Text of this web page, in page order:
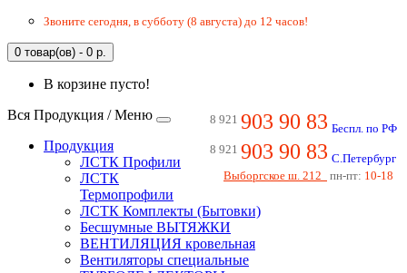
Звоните сегодня, в субботу (8 августа) до 12 часов!
0 товар(ов) - 0 р.
В корзине пусто!
8 921 903 90 83 Беспл. по РФ
8 921 903 90 83 С.Петербург
Выборгское ш. 212
пн-пт: 10-18
Вся Продукция / Меню
Продукция
ЛСТК Профили
ЛСТК
Термопрофили
ЛСТК Комплекты (Бытовки)
Бесшумные ВЫТЯЖКИ
ВЕНТИЛЯЦИЯ кровельная
Вентиляторы специальные